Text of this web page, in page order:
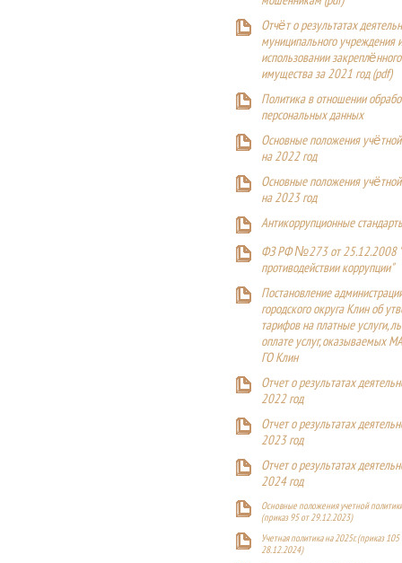
Отчёт о результатах
муниципального учреждения
использовании
имущества за 2021 год (pdf)
Политика в отношении
персональных данных
Основные положения
на 2022 год
Основные положения
на 2023 год
Антикоррупционные
ФЗ РФ №273 от 25.12.2008
противодействии коррупции"
Постановление
городского округа Клин об
тарифов на платные услуги,
оплате услуг, оказываемых
ГО Клин
Отчет о результатах
2022 год
Отчет о результатах
2023 год
Отчет о результатах
2024 год
Основные положения учетной
(приказ 95 от 29.12.2023)
Учетная политика на 2025г. (приказ 105
28.12.2024)